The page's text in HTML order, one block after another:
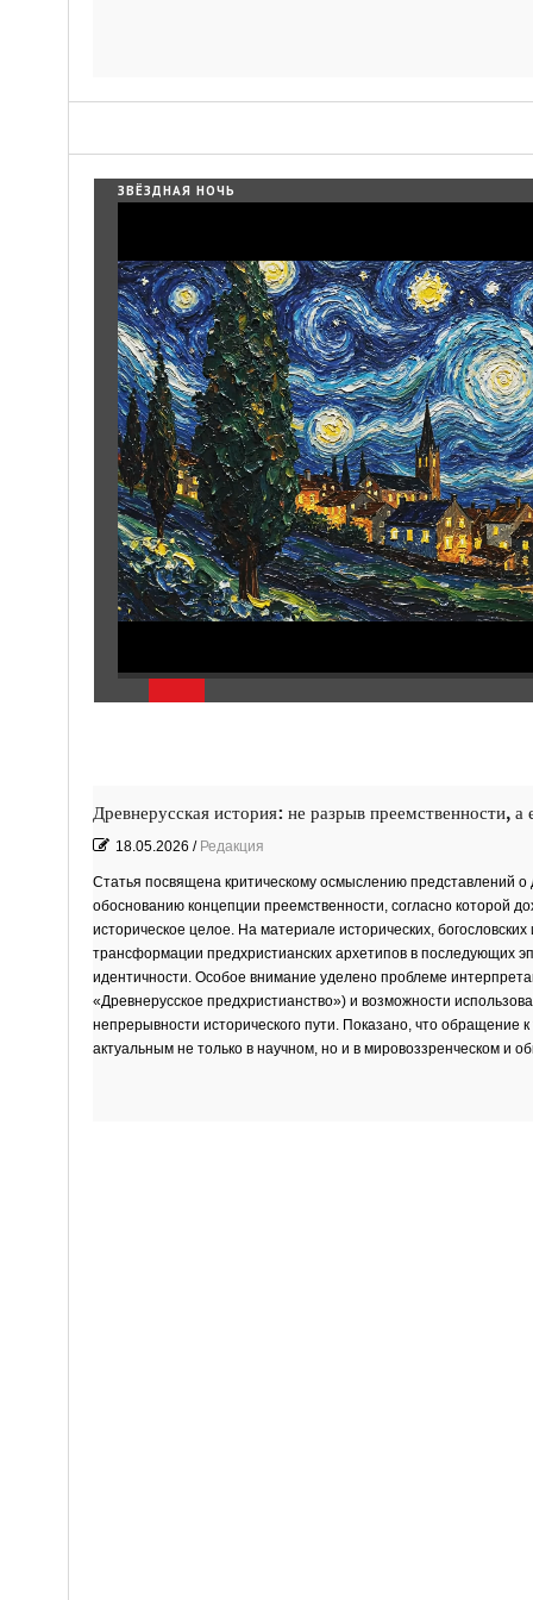
ЗВЁЗДНАЯ НОЧЬ
Древнерусская история: не разрыв преемственности, а
18.05.2026 / Редакция
Статья посвящена критическому осмыслению представлений
обоснованию концепции преемственности, согласно которой
историческое целое. На материале исторических,
трансформации предхристианских архетипов в последующих
идентичности. Особое внимание уделено проблеме
«Древнерусское предхристианство») и возможности
непрерывности исторического пути. Показано, что обращение
актуальным не только в научном, но и в мировоззренческом и